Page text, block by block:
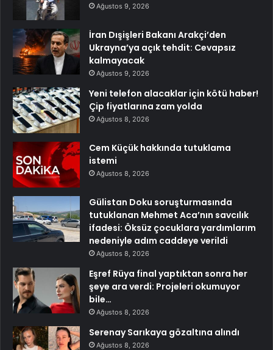
Ağustos 9, 2026
İran Dışişleri Bakanı Arakçi’den
Ukrayna’ya açık tehdit: Cevapsız
kalmayacak
Ağustos 9, 2026
Yeni telefon alacaklar için kötü haber!
Çip fiyatlarına zam yolda
Ağustos 8, 2026
Cem Küçük hakkında tutuklama
istemi
Ağustos 8, 2026
Gülistan Doku soruşturmasında
tutuklanan Mehmet Aca’nın savcılık
ifadesi: Öksüz çocuklara yardımlarım
nedeniyle adım caddeye verildi
Ağustos 8, 2026
Eşref Rüya final yaptıktan sonra her
şeye ara verdi: Projeleri okumuyor
bile…
Ağustos 8, 2026
Serenay Sarıkaya gözaltına alındı
Ağustos 8, 2026